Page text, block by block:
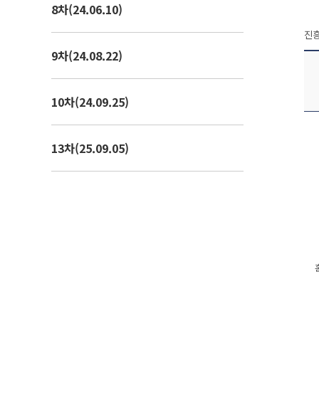
8차(24.06.10)
9차(24.08.22)
10차(24.09.25)
13차(25.09.05)
진